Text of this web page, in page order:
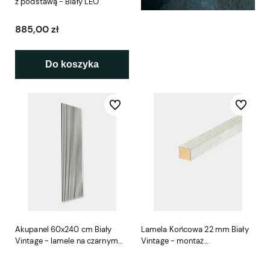
885,00 zł
Do koszyka
Akupanel 60x240 cm Biały
Vintage - lamele na czarnym
Do ulubionych
Lamela Końcowa 22 mm Biały
Vintage - montaż
Do